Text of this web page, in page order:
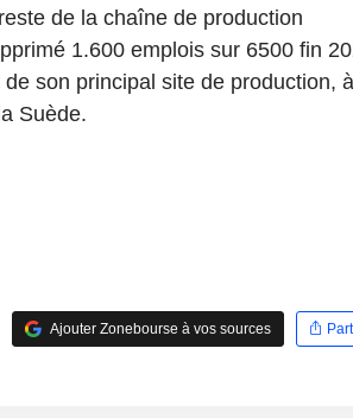
de la chaîne de production
1.600 emplois sur 6500 fin
son principal site de production, à
Suède.
Ajouter Zonebourse à vos sources